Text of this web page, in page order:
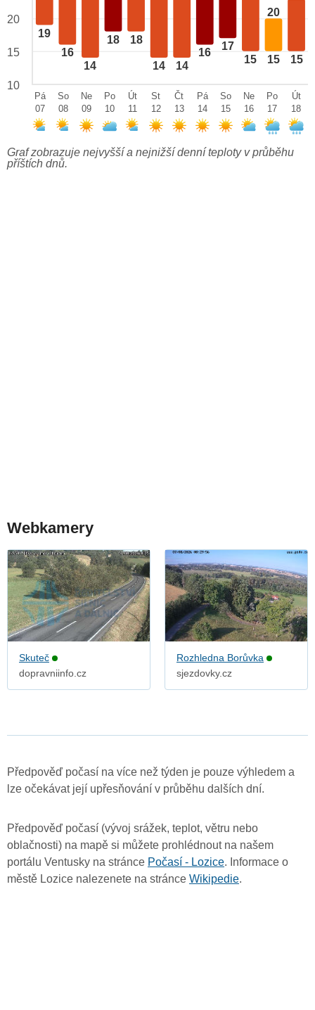
19
16
14
18 18
14 14
16
17
15
20
15 15
20
15
10
Pá
07
So
08
Ne
09
Po
10
Út
11
St
12
Čt
13
Pá
14
So
15
Ne
16
Po
17
Út
18
Graf zobrazuje nejvyšší a nejnižší denní teploty v průběhu
příštích dnů.
Webkamery
Skuteč
dopravniinfo.cz
Rozhledna Borůvka
sjezdovky.cz
Předpověď počasí na více než týden je pouze výhledem a
lze očekávat její upřesňování v průběhu dalších dní.
Předpověď počasí (vývoj srážek, teplot, větru nebo
oblačnosti) na mapě si můžete prohlédnout na našem
portálu Ventusky na stránce Počasí - Lozice. Informace o
městě Lozice nalezenete na stránce Wikipedie.